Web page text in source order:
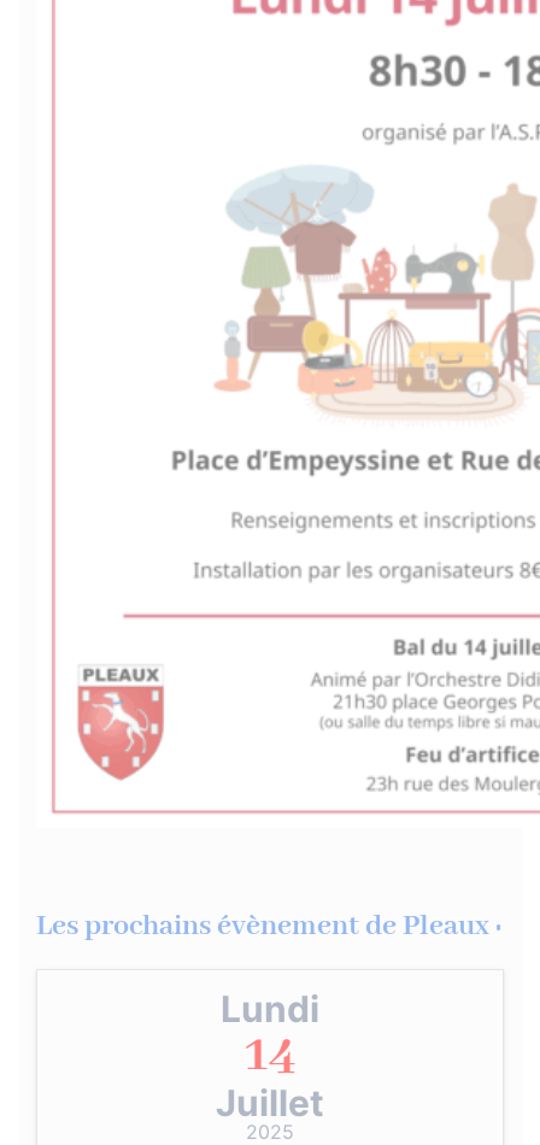
Les prochains évènement de Pleaux :
Lundi
14
Juillet
2025